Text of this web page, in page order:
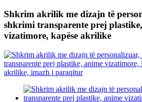
Shkrim akrilik me dizajn të
shkrimi transparente prej
vizatimore, kapëse akrilike